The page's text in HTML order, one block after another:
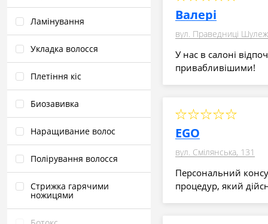
Ламінування
Укладка волосся
Плетіння кіс
Биозавивка
Наращивание волос
Полірування волосся
Стрижка гарячими
ножицями
Валері
вул. Праведниці
У нас в салоні
привабливішими!
EGO
вул. Смілянська, 131
Персональний
процедур, який